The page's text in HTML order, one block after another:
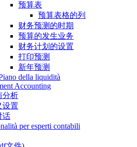
预算表
预算表格的列
财务预测的时期
预算的发生业务
财务计划的设置
打印预测
新年预测
della liquidità
Accounting
分析
设置
话
per esperti contabili